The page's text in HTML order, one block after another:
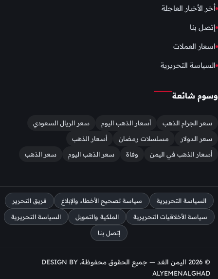
أخر الأخبار العاجلة
إتصل بنا
اسعار العملات
السياسة التحريرية
وسوم شائعة
سعر الجرام الذهب أسعار الذهب اليوم
سعر الريال السعودي
سعر الدولار
مسلسلات رمضان
أسعار الذهب
أسعار الذهب في اليمن
وفاة سعر الذهب اليوم سعر الذهب
السياسة التحريرية سياسة تصحيح الأخطاء والإبلاغ فريق التحرير
سياسة الأخلاقيات التحريرية الملكية والتمويل السياسة التحريرية
إتصل بنا
© 2026 اليمن الغد — جميع الحقوق محفوظة. DESIGN BY
ALYEMENALGHAD